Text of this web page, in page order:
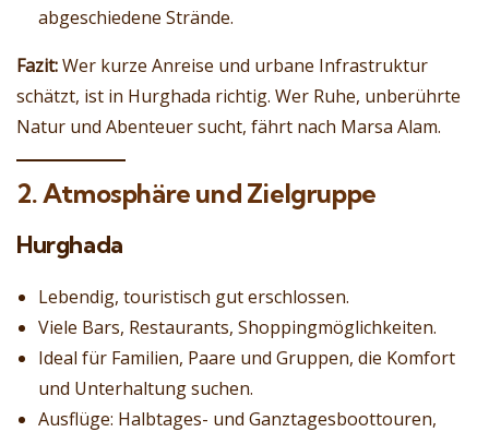
abgeschiedene Strände.
Fazit:Wer kurze Anreise und urbane Infrastruktur
schätzt, ist in Hurghada richtig. Wer Ruhe, unberührte
Natur und Abenteuer sucht, fährt nach Marsa Alam.
2. Atmosphäre und Zielgruppe
Hurghada
Lebendig, touristisch gut erschlossen.
Viele Bars, Restaurants, Shoppingmöglichkeiten.
Ideal für Familien, Paare und Gruppen, die Komfort
und Unterhaltung suchen.
Ausflüge: Halbtages- und Ganztagesboottouren,